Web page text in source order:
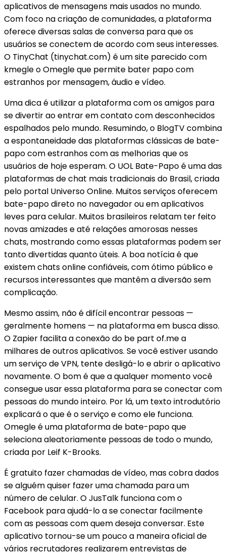
aplicativos de mensagens mais usados no mundo.
Com foco na criação de comunidades, a plataforma
oferece diversas salas de conversa para que os
usuários se conectem de acordo com seus interesses.
O TinyChat (tinychat.com) é um site parecido com
kmegle o Omegle que permite bater papo com
estranhos por mensagem, áudio e vídeo.
Uma dica é utilizar a plataforma com os amigos para
se divertir ao entrar em contato com desconhecidos
espalhados pelo mundo. Resumindo, o BlogTV combina
a espontaneidade das plataformas clássicas de bate-
papo com estranhos com as melhorias que os
usuários de hoje esperam. O UOL Bate-Papo é uma das
plataformas de chat mais tradicionais do Brasil, criada
pelo portal Universo Online. Muitos serviços oferecem
bate-papo direto no navegador ou em aplicativos
leves para celular. Muitos brasileiros relatam ter feito
novas amizades e até relações amorosas nesses
chats, mostrando como essas plataformas podem ser
tanto divertidas quanto úteis. A boa notícia é que
existem chats online confiáveis, com ótimo público e
recursos interessantes que mantêm a diversão sem
complicação.
Mesmo assim, não é difícil encontrar pessoas —
geralmente homens — na plataforma em busca disso.
O Zapier facilita a conexão do be part of.me a
milhares de outros aplicativos. Se você estiver usando
um serviço de VPN, tente desligá-lo e abrir o aplicativo
novamente. O bom é que a qualquer momento você
consegue usar essa plataforma para se conectar com
pessoas do mundo inteiro. Por lá, um texto introdutório
explicará o que é o serviço e como ele funciona.
Omegle é uma plataforma de bate-papo que
seleciona aleatoriamente pessoas de todo o mundo,
criada por Leif K-Brooks.
É gratuito fazer chamadas de vídeo, mas cobra dados
se alguém quiser fazer uma chamada para um
número de celular. O JusTalk funciona com o
Facebook para ajudá-lo a se conectar facilmente
com as pessoas com quem deseja conversar. Este
aplicativo tornou-se um pouco a maneira oficial de
vários recrutadores realizarem entrevistas de